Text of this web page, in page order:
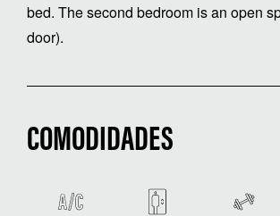
bed. The second bedroom is an open
door).
COMODIDADES